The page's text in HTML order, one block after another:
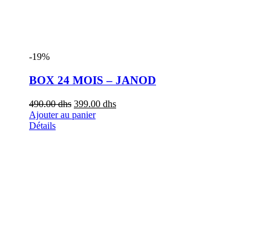
-19%
BOX 24 MOIS – JANOD
490.00dhs 399.00 dhs
Ajouter au panier
Détails